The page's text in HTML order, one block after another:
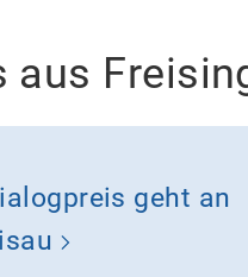
aus
geht an